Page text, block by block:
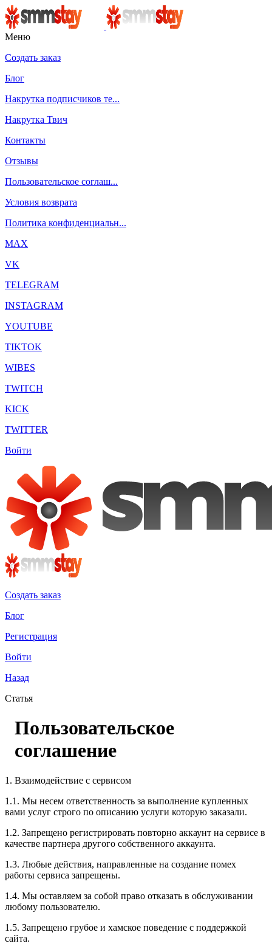
Меню
Создать заказ
Блог
Накрутка подписчиков те...
Накрутка Твич
Контакты
Отзывы
Пользовательское соглаш...
Условия возврата
Политика конфиденциальн...
MAX
VK
TELEGRAM
INSTAGRAM
YOUTUBE
TIKTOK
WIBES
TWITCH
KICK
TWITTER
Войти
Создать заказ
Блог
Регистрация
Войти
Назад
Статья
Пользовательское
соглашение
1. Взаимодействие с сервисом
1.1. Мы несем ответственность за выполнение купленных
вами услуг строго по описанию услуги которую заказали.
1.2. Запрещено регистрировать повторно аккаунт на сервисе в
качестве партнера другого собственного аккаунта.
1.3. Любые действия, направленные на создание помех
работы сервиса запрещены.
1.4. Мы оставляем за собой право отказать в обслуживании
любому пользователю.
1.5. Запрещено грубое и хамское поведение с поддержкой
сайта.